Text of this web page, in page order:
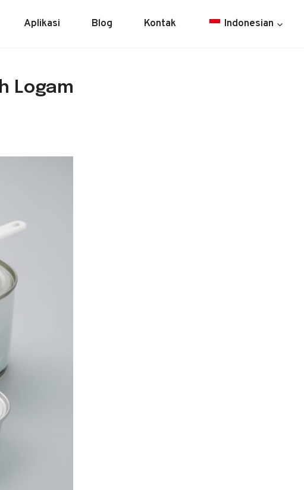
Aplikasi Blog Kontak Indonesian
Logam